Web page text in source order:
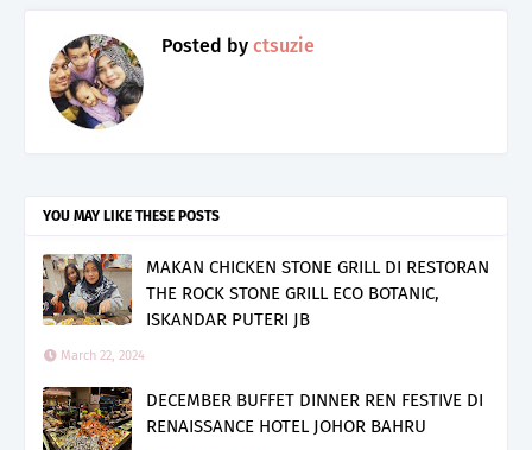
Posted by ctsuzie
YOU MAY LIKE THESE POSTS
MAKAN CHICKEN STONE GRILL DI RESTORAN
THE ROCK STONE GRILL ECO BOTANIC,
ISKANDAR PUTERI JB
March 22, 2024
DECEMBER BUFFET DINNER REN FESTIVE DI
RENAISSANCE HOTEL JOHOR BAHRU